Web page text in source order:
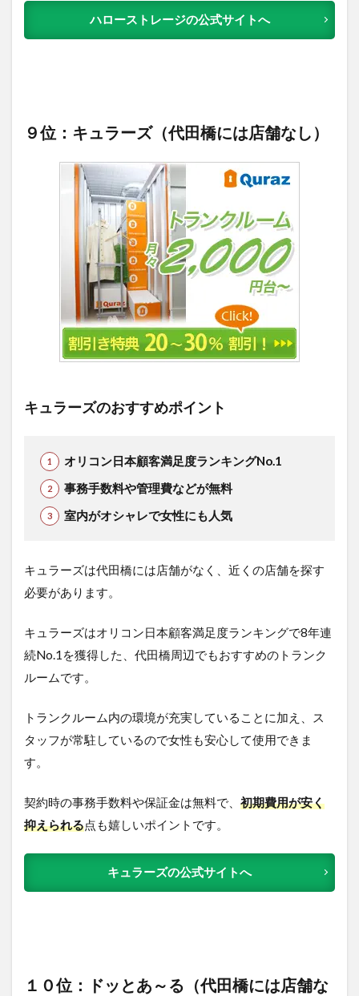
ハローストレージの公式サイトへ
９位：キュラーズ（代田橋には店舗なし）
キュラーズのおすすめポイント
オリコン日本顧客満足度ランキングNo.1
事務手数料や管理費などが無料
室内がオシャレで女性にも人気
キュラーズは代田橋には店舗がなく、近くの店舗を探す
必要があります。
キュラーズはオリコン日本顧客満足度ランキングで8年連
続No.1を獲得した、代田橋周辺でもおすすめのトランク
ルームです。
トランクルーム内の環境が充実していることに加え、ス
タッフが常駐しているので女性も安心して使用できま
す。
契約時の事務手数料や保証金は無料で、 初期費用が安く
抑えられる点も嬉しいポイントです。
キュラーズの公式サイトへ
１０位：ドッとあ～る（代田橋には店舗な